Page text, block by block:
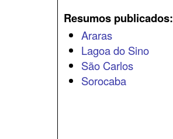
Resumos publicados:
Araras
Lagoa do Sino
São Carlos
Sorocaba